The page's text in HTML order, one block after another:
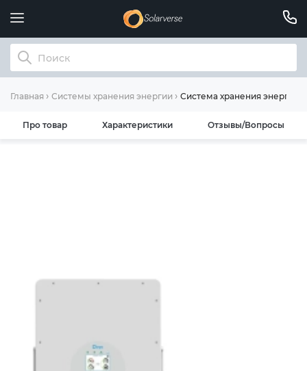
Главная Системы хранения энергии Система хранения энергии
Про товар Характеристики Отзывы/Вопросы